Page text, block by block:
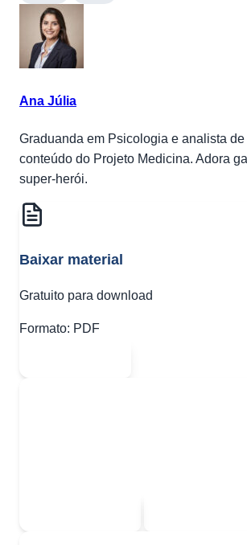
Ana Júlia
Graduanda em Psicologia e analista
conteúdo do Projeto Medicina. Adora
super-herói.
Baixar material
Gratuito para download
Formato: PDF